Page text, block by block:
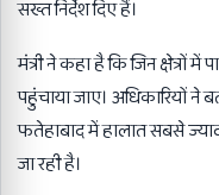
सख्त निर्देश दिए हैं।
मंत्री ने कहा है कि जिन क्षेत्रों
पहुंचाया जाए। अधिकारियों ने
फतेहाबाद में हालात सबसे
जा रही है।